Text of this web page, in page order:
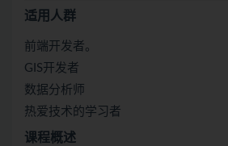
适用人群
前端开发者。
GIS开发者
数据分析师
热爱技术的学习者
课程概述